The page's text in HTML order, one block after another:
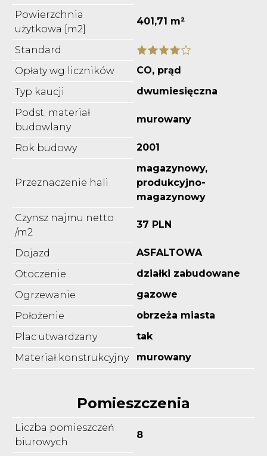
Powierzchnia
użytkowa [m2]
401,71 m²
Standard
Opłaty wg liczników
CO, prąd
Typ kaucji
dwumiesięczna
Podst. materiał
budowlany
murowany
Rok budowy 2001
Przeznaczenie hali
magazynowy,
produkcyjno-
magazynowy
Czynsz najmu netto
/m2
37 PLN
Dojazd
ASFALTOWA
Otoczenie
działki zabudowane
Ogrzewanie
gazowe
Położenie
obrzeża miasta
Plac utwardzany
tak
Materiał konstrukcyjny
murowany
Pomieszczenia
Liczba pomieszczeń
biurowych
8